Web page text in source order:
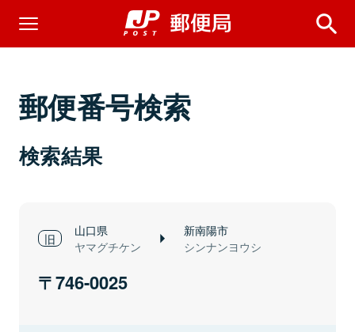
郵便番号検索
検索結果
山口県
ヤマグチケン
新南陽市
シンナンヨウシ
746-0025